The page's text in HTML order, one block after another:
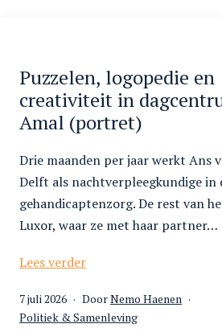
Puzzelen, logopedie en
creativiteit in
Amal (portret)
Drie maanden per jaar werkt Ans
Delft als nachtverpleegkundige in
gehandicaptenzorg. De rest van
Luxor, waar ze met haar partner…
Lees verderPuzzelen,
en
creativiteit
Gepubliceerd
op
7 juli 2026 DoorNemo Haenen
Gecategoriseerd
Politiek & Samenleving